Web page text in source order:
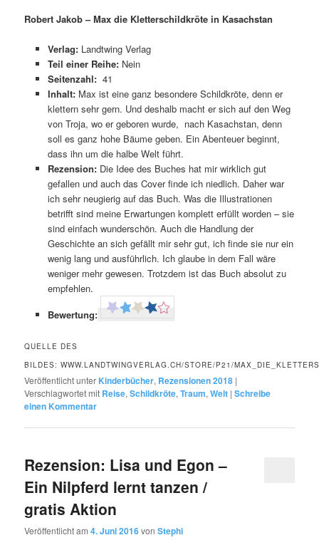
Robert Jakob – Max die Kletterschildkröte in Kasachstan
Verlag: Landtwing Verlag
Teil einer Reihe:Nein
Seitenzahl:41
Inhalt: Max ist eine ganz besondere Schildkröte, denn er
klettern sehr gern. Und deshalb macht er sich auf den Weg
von Troja, wo er geboren wurde, nach Kasachstan, denn
soll es ganz hohe Bäume geben. Ein Abenteuer beginnt,
dass ihn um die halbe Welt führt.
Rezension:Die Idee des Buches hat mir wirklich gut
gefallen und auch das Cover finde ich niedlich. Daher war
ich sehr neugierig auf das Buch. Was die Illustrationen
betrifft sind meine Erwartungen komplett erfüllt worden – sie
sind einfach wunderschön. Auch die Handlung der
Geschichte an sich gefällt mir sehr gut, ich finde sie nur ein
wenig lang und ausführlich. Ich glaube in dem Fall wäre
weniger mehr gewesen. Trotzdem ist das Buch absolut zu
empfehlen.
Bewertung:
QUELLE DES
BILDES: WWW.LANDTWINGVERLAG.CH/STORE/P21/
Veröffentlicht unter Kinderbücher, Rezensionen 2018 |
Verschlagwortet mit Reise,Schildkröte,Traum,Welt |Schreibe
einen Kommentar
Rezension: Lisa und Egon –
Ein Nilpferd lernt tanzen /
gratis Aktion
Veröffentlicht am4. Juni 2016vonStephi